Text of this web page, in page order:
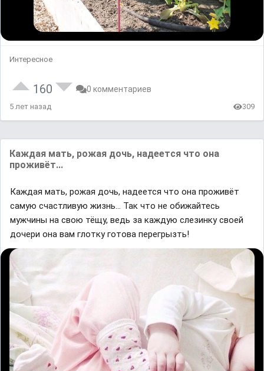
Интересное
160 0 комментариев
5 лет назад 309
Каждая мать, рожая дочь, надеется что она
проживёт...
Каждая мать, рожая дочь, надеется что она проживёт
самую счастливую жизнь… Так что не обижайтесь
мужчины на свою тёщу, ведь за каждую слезинку своей
дочери она вам глотку готова перегрызть!